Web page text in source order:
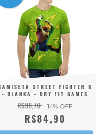
STREET FIGHTER 6
- BLANKA - DRY FIT GAMES
R$98,70 14% OFF
R$84,90